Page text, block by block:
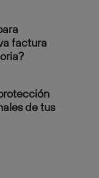
factura
de tus